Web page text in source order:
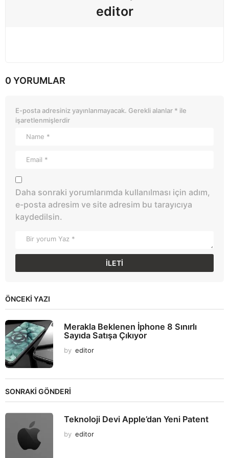
editor
0 YORUMLAR
E-posta adresiniz yayınlanmayacak. Gerekli alanlar * ile
işaretlenmişlerdir
Daha sonraki yorumlarımda kullanılması için adım,
e-posta adresim ve site adresim bu tarayıcıya
kaydedilsin.
ÖNCEKI YAZI
Merakla Beklenen İphone 8 Sınırlı
Sayıda Satışa Çıkıyor
by editor
SONRAKİ GÖNDERİ
Teknoloji Devi Apple’dan Yeni Patent
by editor